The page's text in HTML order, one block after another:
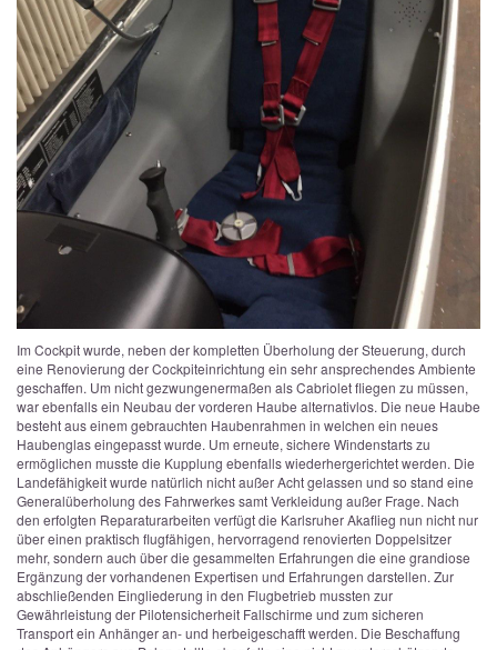
Im Cockpit wurde, neben der kompletten Überholung der Steuerung, durch
eine Renovierung der Cockpiteinrichtung ein sehr ansprechendes Ambiente
geschaffen. Um nicht gezwungenermaßen als Cabriolet fliegen zu müssen,
war ebenfalls ein Neubau der vorderen Haube alternativlos. Die neue Haube
besteht aus einem gebrauchten Haubenrahmen in welchen ein neues
Haubenglas eingepasst wurde. Um erneute, sichere Windenstarts zu
ermöglichen musste die Kupplung ebenfalls wiederhergerichtet werden. Die
Landefähigkeit wurde natürlich nicht außer Acht gelassen und so stand eine
Generalüberholung des Fahrwerkes samt Verkleidung außer Frage. Nach
den erfolgten Reparaturarbeiten verfügt die Karlsruher Akaflieg nun nicht nur
über einen praktisch flugfähigen, hervorragend renovierten Doppelsitzer
mehr, sondern auch über die gesammelten Erfahrungen die eine grandiose
Ergänzung der vorhandenen Expertisen und Erfahrungen darstellen. Zur
abschließenden Eingliederung in den Flugbetrieb mussten zur
Gewährleistung der Pilotensicherheit Fallschirme und zum sicheren
Transport ein Anhänger an- und herbeigeschafft werden. Die Beschaffung